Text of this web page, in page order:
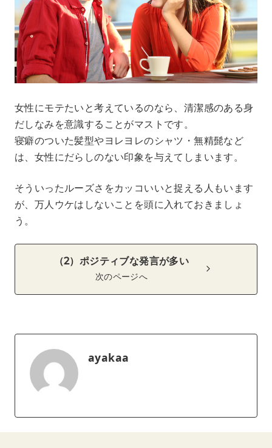
女性にモテたいと考えているのなら、清潔感のある身
だしなみを意識することがマストです。
寝癖のついた髪型やヨレヨレのシャツ・無精髭など
は、女性にだらしのない印象を与えてしまいます。
そういったルーズさをカッコいいと捉える人もいます
が、万人ウケはしないことを頭に入れておきましょ
う。
（2）ポジティブな発言が多い
次のページへ
ayakaa